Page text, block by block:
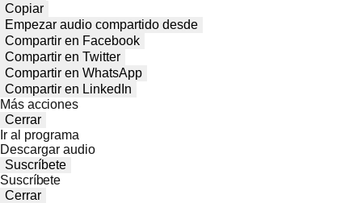
Copiar
Empezar audio compartido desde
Compartir en Facebook
Compartir en Twitter
Compartir en WhatsApp
Compartir en LinkedIn
Más acciones
Cerrar
Ir al programa
Descargar audio
Suscríbete
Suscríbete
Cerrar